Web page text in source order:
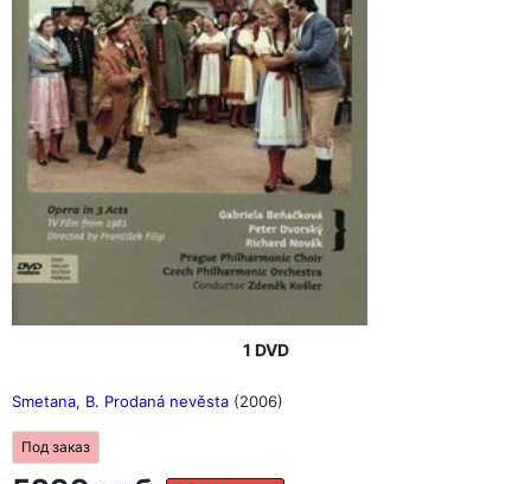
1 DVD
Smetana, B. Prodaná nevěsta (2006)
Под заказ